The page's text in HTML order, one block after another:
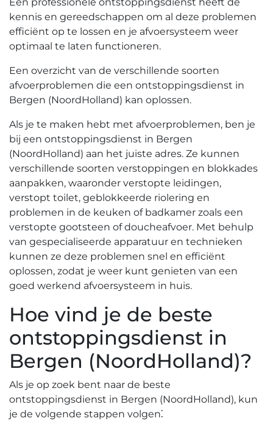
kennis en gereedschappen om al deze problemen
efficiënt op te lossen en je afvoersysteem weer
optimaal te laten functioneren.​
Een overzicht van de verschillende soorten
afvoerproblemen die een ontstoppingsdienst in
Bergen (NoordHolland) kan oplossen.​
Als je te maken hebt met afvoerproblemen, ben je
bij een ontstoppingsdienst in Bergen
(NoordHolland) aan het juiste adres.​ Ze kunnen
verschillende soorten verstoppingen en blokkades
aanpakken, waaronder verstopte leidingen,
verstopt toilet, geblokkeerde riolering en
problemen in de keuken of badkamer zoals een
verstopte gootsteen of doucheafvoer.​ Met behulp
van gespecialiseerde apparatuur en technieken
kunnen ze deze problemen snel en efficiënt
oplossen, zodat je weer kunt genieten van een
goed werkend afvoersysteem in huis.​
Hoe vind je de beste
ontstoppingsdienst in
Bergen (NoordHolland)?
Als je op zoek bent naar de beste
ontstoppingsdienst in Bergen (NoordHolland), kun
je de volgende stappen volgen⁚